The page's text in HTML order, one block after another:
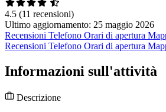
4.5 (11 recensioni)
Ultimo aggiornamento: 25 maggio 2026
Recensioni Telefono Orari di apertura
Recensioni Telefono Orari di apertura
Informazioni sull'attività
Descrizione